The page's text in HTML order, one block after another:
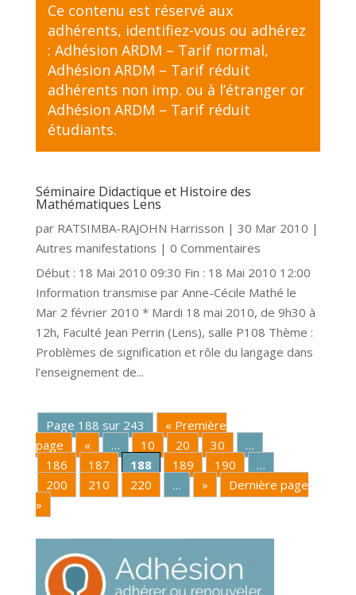
Ce contenu est réservé aux
adhérents, identifiez-vous ou adhérez
: Adhésion ARDM – Tarif normal,
Adhésion ARDM – Tarif réduit
adhérents non imp. ou à l’étrangeror
Adhésion ARDM – Tarif réduit
étudiants.
Séminaire Didactique et Histoire des
Mathématiques Lens
par RATSIMBA-RAJOHN Harrisson | 30 Mar 2010 |
Autres manifestations | 0 Commentaires
Début : 18 Mai 2010 09:30 Fin : 18 Mai 2010 12:00
Information transmise par Anne-Cécile Mathé le
Mar 2 février 2010 * Mardi 18 mai 2010, de 9h30 à
12h, Faculté Jean Perrin (Lens), salle P108 Thème :
Problèmes de signification et rôle du langage dans
l’enseignement de...
Page 188 sur 243
« Première
page
« … 10 20 30
…
186
187 188 189 190
…
200
210 220 … »
Dernière page
»